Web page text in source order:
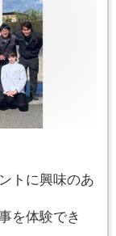
トに興味のあ
を体験でき